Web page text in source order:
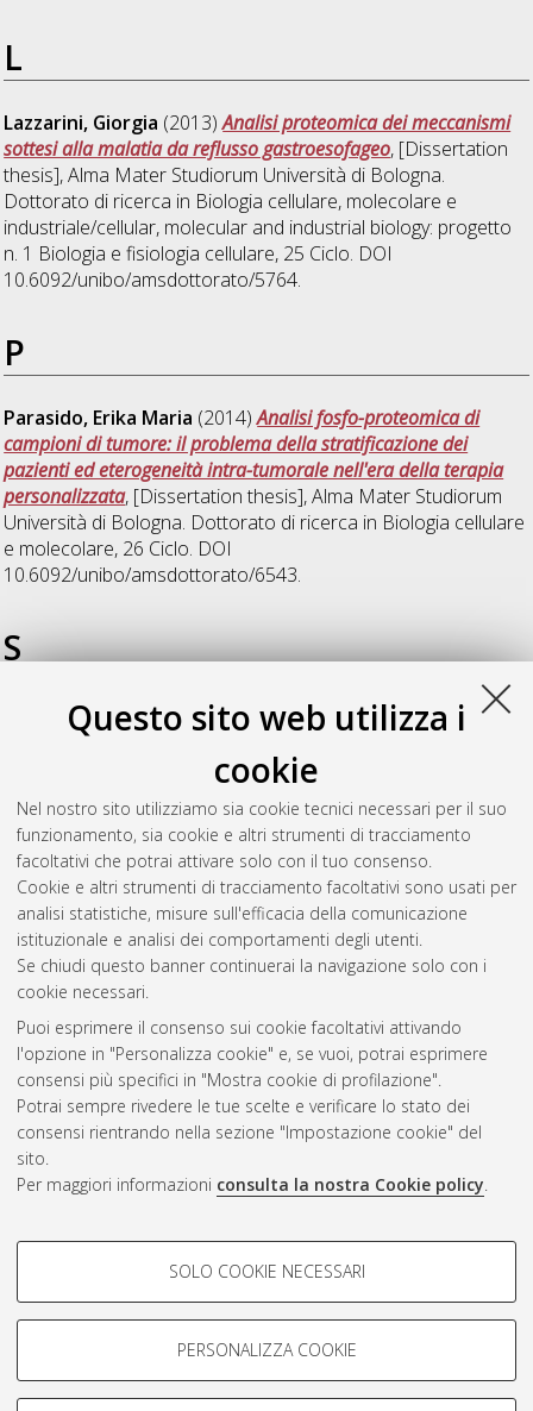
Questo sito web utilizza i
cookie
Nel nostro sito utilizziamo sia cookie tecnici necessari per il suo
funzionamento, sia cookie e altri strumenti di tracciamento
facoltativi che potrai attivare solo con il tuo consenso.
Cookie e altri strumenti di tracciamento facoltativi sono usati per
analisi statistiche, misure sull'efficacia della comunicazione
istituzionale e analisi dei comportamenti degli utenti.
Se chiudi questo banner continuerai la navigazione solo con i
cookie necessari.
Puoi esprimere il consenso sui cookie facoltativi attivando
l'opzione in "Personalizza cookie" e, se vuoi, potrai esprimere
consensi più specifici in "Mostra cookie di profilazione".
Potrai sempre rivedere le tue scelte e verificare lo stato dei
consensi rientrando nella sezione "Impostazione cookie" del
sito.
Per maggiori informazioni consulta la nostra Cookie policy.
COOKIE DI PROFILAZIONE -
Si tratta di cookie utilizzati per analizzare le caratteristiche della
navigazione degli utenti, creare profili in base al loro comportamento
Mostra cookie di profilazione
SOLO COOKIE NECESSARI
PERSONALIZZA COOKIE
L
Lazzarini, Giorgia (2013)Analisi proteomica dei meccanismi
sottesi alla malatia da reflusso gastroesofageo, [Dissertation
thesis], Alma Mater Studiorum Università di Bologna.
Dottorato di ricerca in Biologia cellulare, molecolare e
industriale/cellular, molecular and industrial biology: progetto
n. 1 Biologia e fisiologia cellulare, 25 Ciclo. DOI
10.6092/unibo/amsdottorato/5764.
P
Parasido, Erika Maria (2014)Analisi fosfo-proteomica di
campioni di tumore: il problema della stratificazione dei
pazienti ed eterogeneità intra-tumorale nell'era della terapia
personalizzata, [Dissertation thesis], Alma Mater Studiorum
Università di Bologna. Dottorato di ricerca in Biologia cellulare
e molecolare, 26 Ciclo. DOI
10.6092/unibo/amsdottorato/6543.
S
Spigarelli, Renato(2025)Essential oils as a source of natural
compounds for the modulation of intestinal physiology ,
[Dissertation thesis], Alma Mater Studiorum Università di
Bologna. Dottorato di ricerca inScienze della terra, della vita e
dell'ambiente, 37 Ciclo. DOI
10.48676/unibo/amsdottorato/11960.
Questa lista e' stata generata ilSat Aug 8 20:44:19 2026
Atom
Rss 1.0
Rss 2.0
ISSN: 2038-7946
Impostazioni Cookie
Informativa sulla privacy
Condizioni d’uso del sito